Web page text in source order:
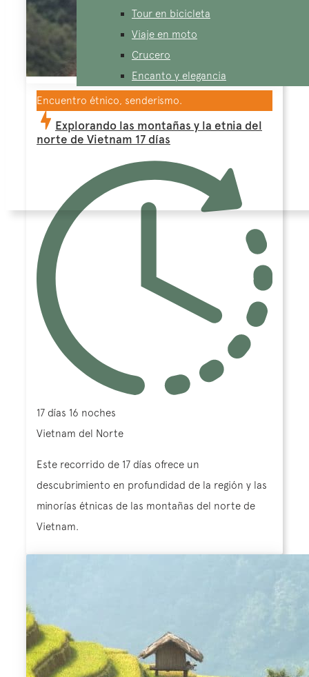
Tour en bicicleta
Viaje en moto
Crucero
Encanto y elegancia
Encuentro étnico, senderismo.
Explorando las montañas y la etnia del
norte de Vietnam 17 días
17 días 16 noches
Vietnam del Norte
Este recorrido de 17 días ofrece un
descubrimiento en profundidad de la región y las
minorías étnicas de las montañas del norte de
Vietnam.